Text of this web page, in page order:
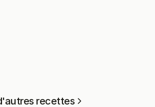
recettes